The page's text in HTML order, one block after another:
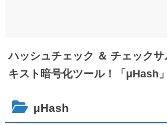
ハッシュチェック ＆ チェック
キスト暗号化ツール！「μHash」
μHash